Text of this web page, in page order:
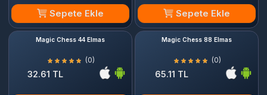
Sepete Ekle Sepete Ekle
Magic Chess 44 Elmas
(0)
32.61 TL
Magic Chess 88 Elmas
(0)
65.11 TL